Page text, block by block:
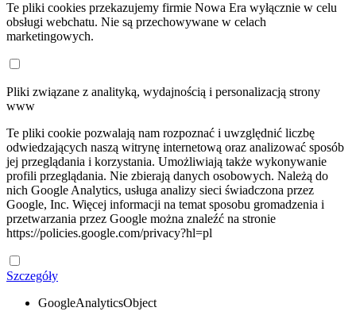
Te pliki cookies przekazujemy firmie Nowa Era wyłącznie w celu
obsługi webchatu. Nie są przechowywane w celach
marketingowych.
Pliki związane z analityką, wydajnością i personalizacją strony
www
Te pliki cookie pozwalają nam rozpoznać i uwzględnić liczbę
odwiedzających naszą witrynę internetową oraz analizować sposób
jej przeglądania i korzystania. Umożliwiają także wykonywanie
profili przeglądania. Nie zbierają danych osobowych. Należą do
nich Google Analytics, usługa analizy sieci świadczona przez
Google, Inc. Więcej informacji na temat sposobu gromadzenia i
przetwarzania przez Google można znaleźć na stronie
https://policies.google.com/privacy?hl=pl
Szczegóły
GoogleAnalyticsObject